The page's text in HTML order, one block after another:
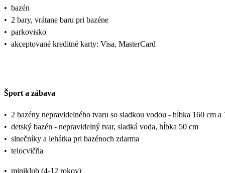
• bazén
• 2 bary, vrátane baru pri bazéne
• parkovisko
• akceptované kreditné karty: Visa, MasterCard
Šport a zábava
• 2 bazény nepravidelného tvaru so sladkou vodou - hĺbka 160 cm a
• detský bazén - nepravidelný tvar, sladká voda, hĺbka 50 cm
• slnečníky a lehátka pri bazénoch zdarma
• telocvičňa
• miniklub (4-12 rokov)